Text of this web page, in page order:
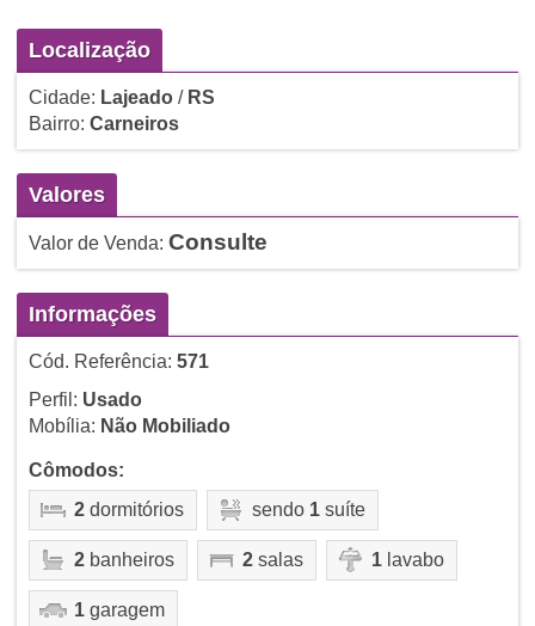
Localização
Cidade: Lajeado/ RS
Bairro: Carneiros
Valores
Valor de Venda: Consulte
Informações
Cód. Referência: 571
Perfil: Usado
Mobília: Não Mobiliado
Cômodos:
2dormitórios sendo 1suíte
2banheiros 2salas 1lavabo
1garagem